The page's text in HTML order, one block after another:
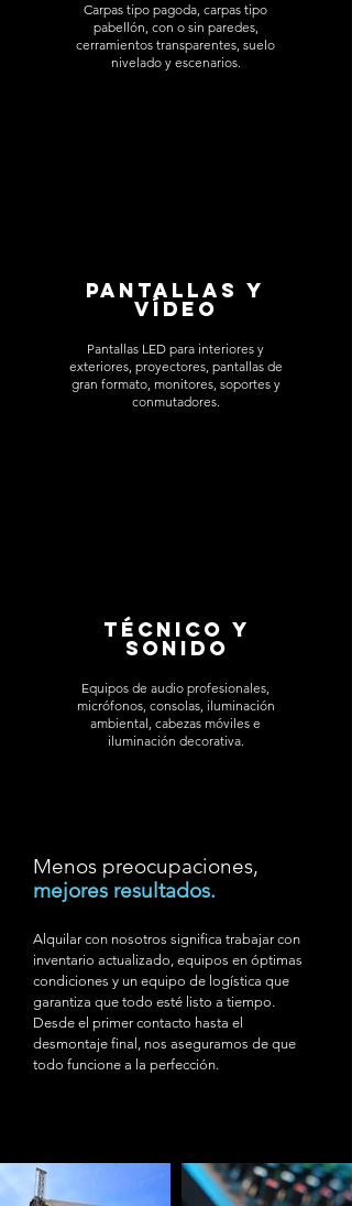
Carpas tipo pagoda, carpas tipo
pabellón, con o sin paredes,
cerramientos transparentes, suelo
nivelado y escenarios.
Pantallas y
vídeo
Pantallas LED para interiores y
exteriores, proyectores, pantallas de
gran formato, monitores, soportes y
conmutadores.
Técnico y
sonido
Equipos de audio profesionales,
micrófonos, consolas, iluminación
ambiental, cabezas móviles e
iluminación decorativa.
Menos preocupaciones,
mejores resultados.
Alquilar con nosotros significa trabajar con
inventario actualizado, equipos en óptimas
condiciones y un equipo de logística que
garantiza que todo esté listo a tiempo.
Desde el primer contacto hasta el
desmontaje final, nos aseguramos de que
todo funcione a la perfección.